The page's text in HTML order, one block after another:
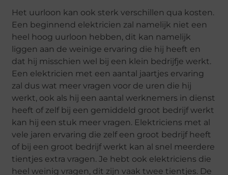
Het uurloon kan ook sterk verschillen qua kosten.
Een beginnend elektricien zal namelijk niet een
heel hoog uurloon hebben, dit kan namelijk
liggen aan de weinige ervaring die hij heeft en
dat hij misschien wel bij een klein bedrijfje werkt.
Een elektricien met een aantal jaartjes ervaring
zal dus wat meer vragen voor de uren die hij
werkt, ook als hij een aantal werknemers in dienst
heeft of zelf bij een gemiddeld groot bedrijf werkt
kan hij een stuk meer vragen. Elektriciens met al
vele jaren ervaring die zelf een groot bedrijf heeft
of bij een groot bedrijf werkt kan al snel meerdere
tientjes extra vragen. Je hebt ook elektriciens die
heel weinig vragen, dit zijn vaak twee tientjes. De